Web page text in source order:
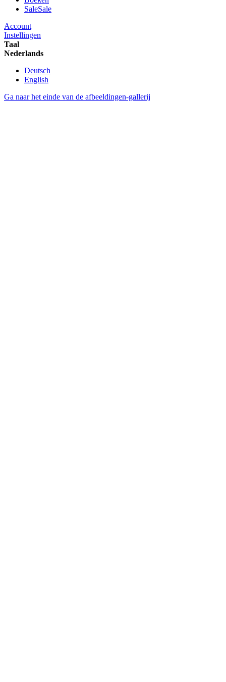
SaleSale
Account
Instellingen
Taal
Nederlands
Deutsch
English
Ga naar het einde van de afbeeldingen-gallerij